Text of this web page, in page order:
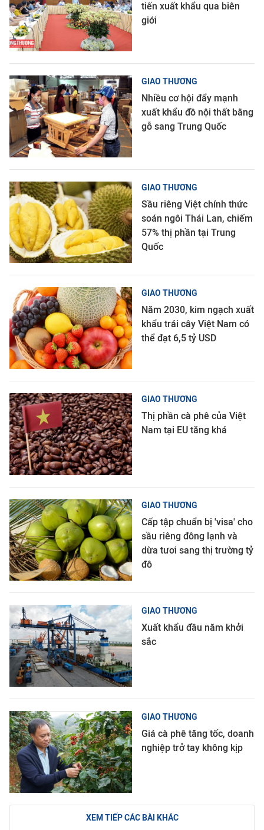
tiến xuất khẩu qua biên
giới
GIAO THƯƠNG
Nhiều cơ hội đẩy mạnh
xuất khẩu đồ nội thất bằng
gỗ sang Trung Quốc
GIAO THƯƠNG
Sầu riêng Việt chính thức
soán ngôi Thái Lan, chiếm
57% thị phần tại Trung
Quốc
GIAO THƯƠNG
Năm 2030, kim ngạch xuất
khẩu trái cây Việt Nam có
thể đạt 6,5 tỷ USD
GIAO THƯƠNG
Thị phần cà phê của Việt
Nam tại EU tăng khá
GIAO THƯƠNG
Cấp tập chuẩn bị 'visa' cho
sầu riêng đông lạnh và
dừa tươi sang thị trường tỷ
đô
GIAO THƯƠNG
Xuất khẩu đầu năm khởi
sắc
GIAO THƯƠNG
Giá cà phê tăng tốc, doanh
nghiệp trở tay không kịp
XEM TIẾP CÁC BÀI KHÁC